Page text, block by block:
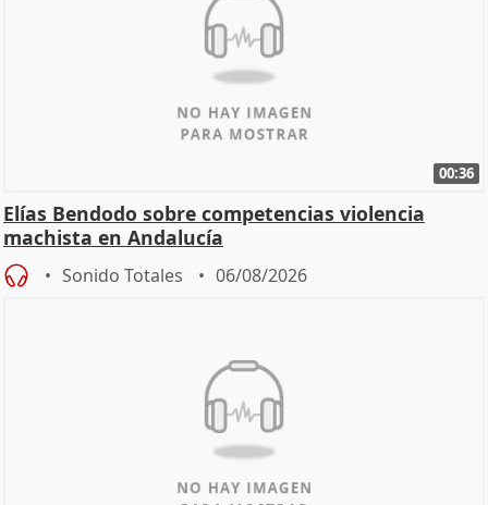
00:36
Elías Bendodo sobre competencias violencia
machista en Andalucía
Sonido Totales 06/08/2026